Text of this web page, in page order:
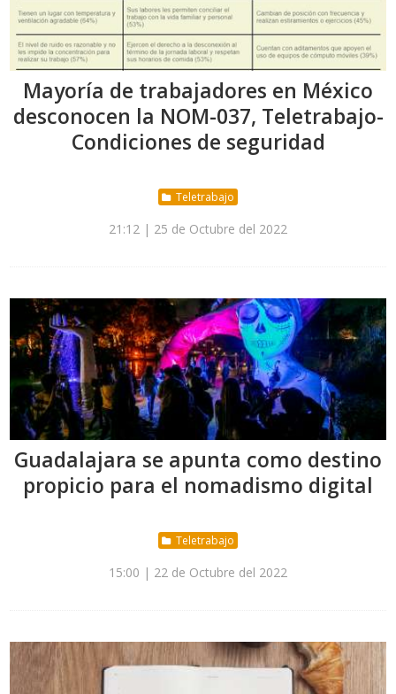
Mayoría de trabajadores en México
desconocen la NOM-037, Teletrabajo-
Condiciones de seguridad
Teletrabajo
21:12 | 25 de Octubre del 2022
Guadalajara se apunta como destino
propicio para el nomadismo digital
Teletrabajo
15:00 | 22 de Octubre del 2022